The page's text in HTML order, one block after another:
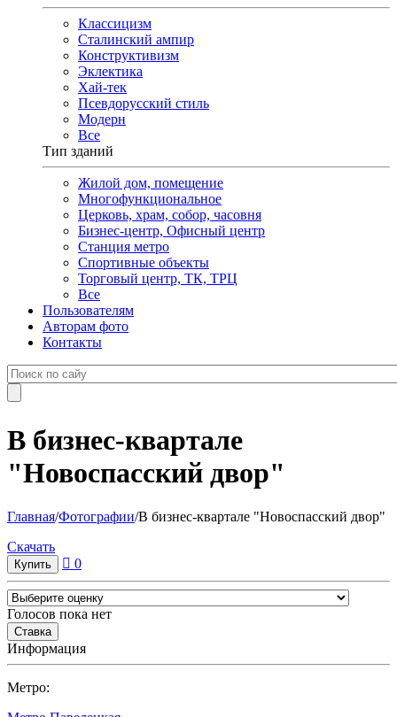
Классицизм
Сталинский ампир
Конструктивизм
Эклектика
Хай-тек
Псевдорусский стиль
Модерн
Все
Тип зданий
Жилой дом, помещение
Многофункциональное
Церковь, храм, собор, часовня
Бизнес-центр, Офисный центр
Станция метро
Спортивные объекты
Торговый центр, ТК, ТРЦ
Все
Пользователям
Авторам фото
Контакты
В бизнес-квартале
"Новоспасский двор"
Главная/Фотографии/В бизнес-квартале "Новоспасский двор"
Cкачать
0
Голосов пока нет
Информация
Метро: